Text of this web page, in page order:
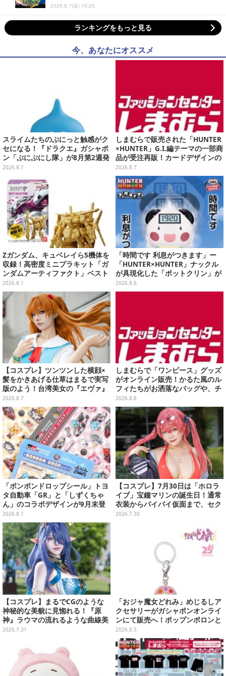
2026.8.7(金) 16:25
ランキングをもっと見る
今、あなたにオススメ
スライムたちのぷにっと触感がク
セになる！『ドラクエ』ガシャポ
ン「ぷにぷにし隊」が8月第2週発
売―全4種ではぐれメタルは固め
2026.8.1
しまむらで販売された「HUNTER
×HUNTER」G.I.編テーマの一部商
品が受注再販！カードデザインの
キーホルダーや、キルアたちのセ
リフ付ソックスなど
2026.8.7
Zガンダム、キュベレイら5機体を
収録！高密度ミニプラキット「ガ
ンダムアーティファクト」ベスト
セレクションが10月発売
2026.8.1
「時間です 利息がつきます」ー
「HUNTER×HUNTER」ナックル
が具現化した「ポットクリン」が
貯金箱としてプライズ展開
2026.8.6
【コスプレ】ツンツンした横顔×
髪をかきあげる仕草はまるで実写
版のよう！台湾美女の『エヴァ』
制服アスカが美しすぎた【写真8
枚】
2026.8.7
しまむらで「ワンピース」グッズ
がオンライン販売！かるた風のル
フィたちがお洒落なバッグや、チ
ョッパーが可愛いサンダルも
2026.8.8
「ボンボンドロップシール」トヨ
タ自動車「GR」と「しずくちゃ
ん」のコラボデザインが9月末登
場！くま吉らも描かれた全4柄
2026.8.1
【コスプレ】7月30日は「ホロラ
イブ」宝鐘マリンの誕生日！通常
衣装からパイパイ仮面まで、セク
シーで可愛い美女レイヤーまとめ
2026.7.30
【コスプレ】まるでCGのような
神秘的な美貌に見惚れる！『原
神』ラウマの流れるような曲線美
の再現も素晴らしい美女レイヤー
2026.7.31
「おジャ魔女どれみ」めじるしア
クセサリーがガシャポンオンライ
ンにて販売へ！ポップンポロンと
魔法玉の2連チャームなど全9種
2026.8.5